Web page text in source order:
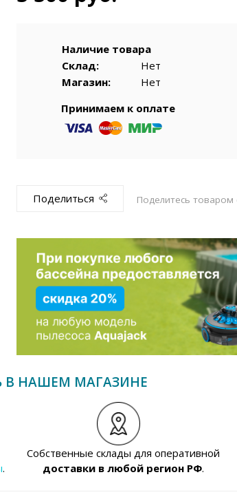
Наличие товара
Склад:
Нет
Магазин:
Нет
Принимаем к оплате
Поделиться Поделитесь
В НАШЕМ МАГАЗИНЕ
.
Собственные склады для оперативной
доставки в любой регион РФ.